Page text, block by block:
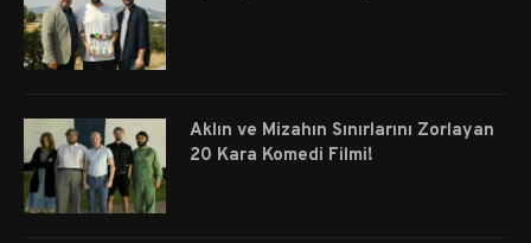
Aklın ve Mizahın Sınırlarını Zorlayan
20 Kara Komedi Filmi!